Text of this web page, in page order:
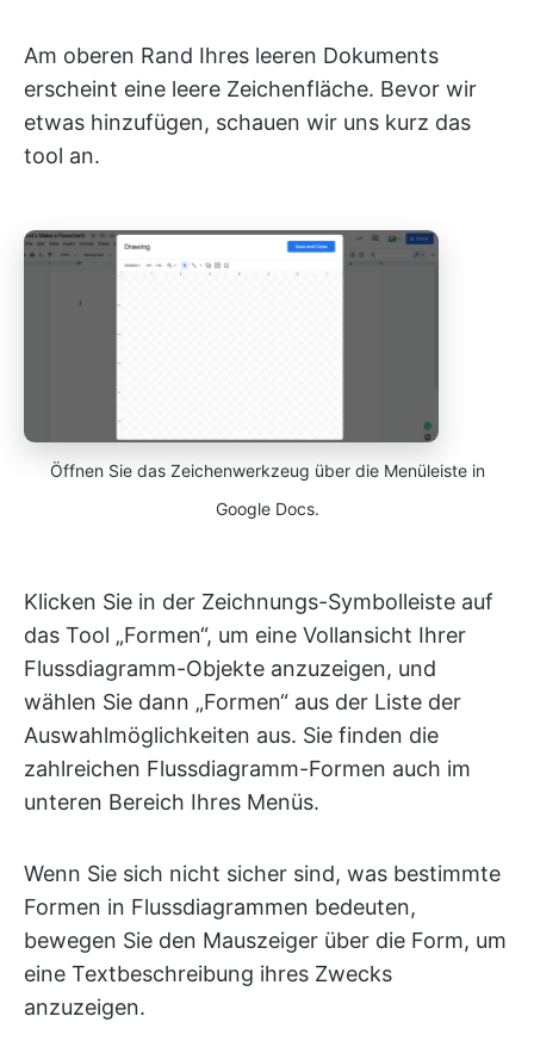
Am oberen Rand Ihres leeren Dokuments
erscheint eine leere Zeichenfläche. Bevor wir
etwas hinzufügen, schauen wir uns kurz das
tool an.
Öffnen Sie das Zeichenwerkzeug über die Menüleiste in
Google Docs.
Klicken Sie in der Zeichnungs-Symbolleiste auf
das Tool „Formen“, um eine Vollansicht Ihrer
Flussdiagramm-Objekte anzuzeigen, und
wählen Sie dann „Formen“ aus der Liste der
Auswahlmöglichkeiten aus. Sie finden die
zahlreichen Flussdiagramm-Formen auch im
unteren Bereich Ihres Menüs.
Wenn Sie sich nicht sicher sind, was bestimmte
Formen in Flussdiagrammen bedeuten,
bewegen Sie den Mauszeiger über die Form, um
eine Textbeschreibung ihres Zwecks
anzuzeigen.